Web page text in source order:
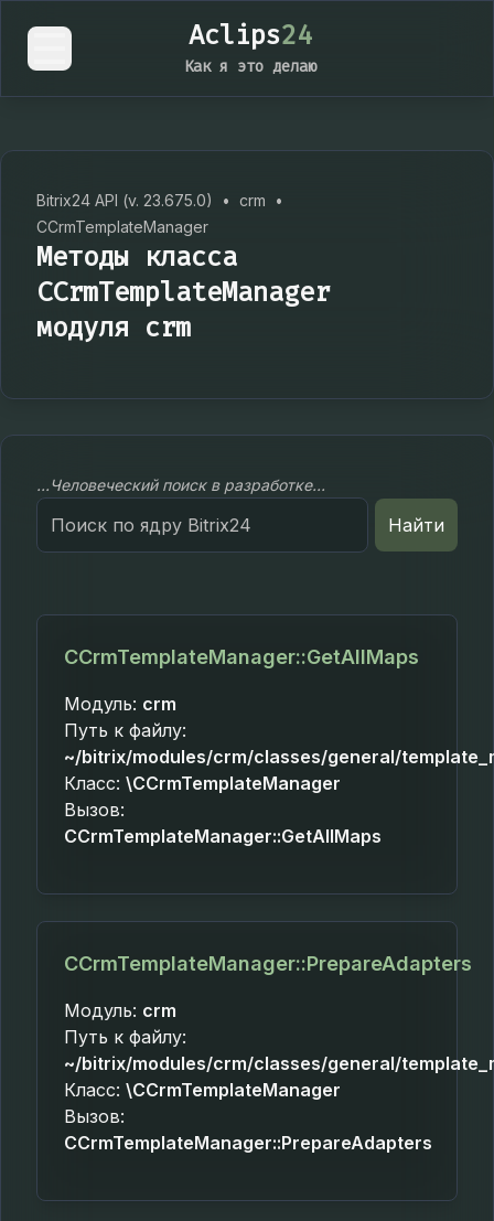
Aclips24
Как я это делаю
Bitrix24 API (v. 23.675.0) • crm
•
CCrmTemplateManager
Методы класса
CCrmTemplateManager
модуля crm
...Человеческий поиск в разработке...
Search
for:
Найти
CCrmTemplateManager::GetAllMaps
Модуль: crm
Путь к файлу:
~/bitrix/modules/crm/classes/general/
Класс: \CCrmTemplateManager
Вызов:
CCrmTemplateManager::GetAllMaps
CCrmTemplateManager::PrepareAdapters
Модуль: crm
Путь к файлу:
~/bitrix/modules/crm/classes/general/
Класс: \CCrmTemplateManager
Вызов:
CCrmTemplateManager::PrepareAdapters